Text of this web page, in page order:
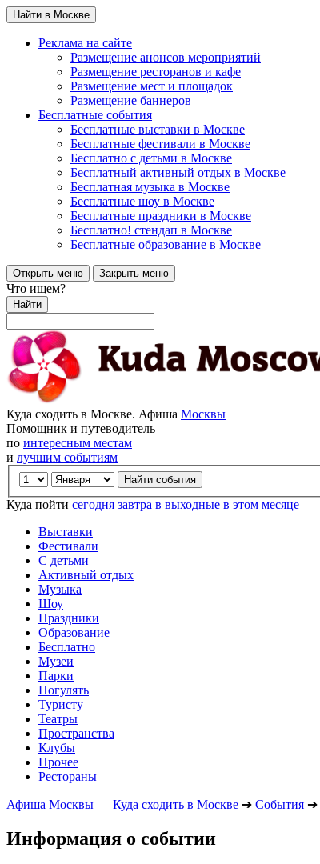
Найти в Москве
Реклама на сайте
Размещение анонсов мероприятий
Размещение ресторанов и кафе
Размещение мест и площадок
Размещение баннеров
Бесплатные события
Бесплатные выставки в Москве
Бесплатные фестивали в Москве
Бесплатно с детьми в Москве
Бесплатный активный отдых в Москве
Бесплатная музыка в Москве
Бесплатные шоу в Москве
Бесплатные праздники в Москве
Бесплатно! стендап в Москве
Бесплатные образование в Москве
Открыть меню Закрыть меню
Что ищем?
Найти
Куда сходить в Москве. Афиша Москвы
Помощник и путеводитель
по интересным местам
и лучшим событиям
Куда пойти сегодня завтра в выходные в этом месяце
Выставки
Фестивали
С детьми
Активный отдых
Музыка
Шоу
Праздники
Образование
Бесплатно
Музеи
Парки
Погулять
Туристу
Театры
Пространства
Клубы
Прочее
Рестораны
Афиша Москвы — Куда сходить в Москве ➔ События ➔
Информация о событии